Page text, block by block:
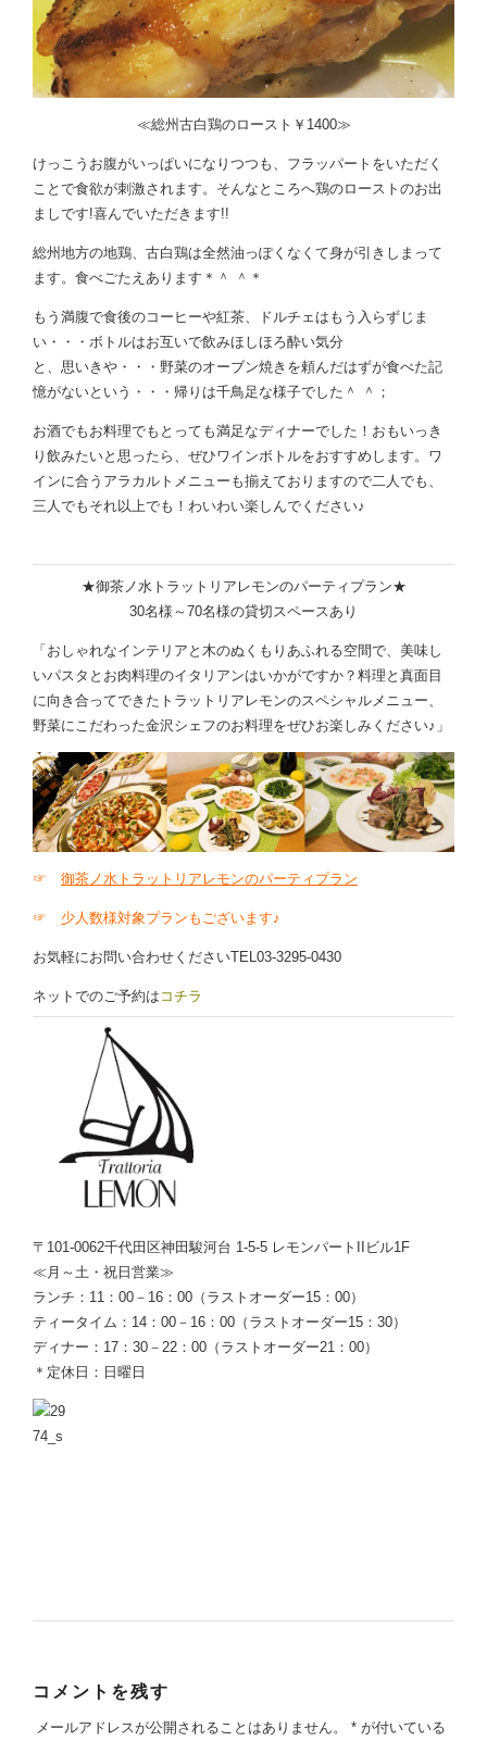
≪総州古白鶏のロースト￥1400≫
けっこうお腹がいっぱいになりつつも、フラッパートをいただく
ことで食欲が刺激されます。そんなところへ鶏のローストのお出
ましです!喜んでいただきます!!
総州地方の地鶏、古白鶏は全然油っぽくなくて身が引きしまって
ます。食べごたえあります＊＾ ＾＊
もう満腹で食後のコーヒーや紅茶、ドルチェはもう入らずじま
い・・・ボトルはお互いで飲みほしほろ酔い気分
と、思いきや・・・野菜のオーブン焼きを頼んだはずが食べた記
憶がないという・・・帰りは千鳥足な様子でした＾ ＾；
お酒でもお料理でもとっても満足なディナーでした！おもいっき
り飲みたいと思ったら、ぜひワインボトルをおすすめします。ワ
インに合うアラカルトメニューも揃えておりますので二人でも、
三人でもそれ以上でも！わいわい楽しんでください♪
★御茶ノ水トラットリアレモンのパーティプラン★
30名様～70名様の貸切スペースあり
「おしゃれなインテリアと木のぬくもりあふれる空間で、美味し
いパスタとお肉料理のイタリアンはいかがですか？料理と真面目
に向き合ってできたトラットリアレモンのスペシャルメニュー、
野菜にこだわった金沢シェフのお料理をぜひお楽しみください♪」
☞ 御茶ノ水トラットリアレモンのパーティプラン
☞ 少人数様対象プランもございます♪
お気軽にお問い合わせくださいTEL03-3295-0430
ネットでのご予約は コチラ
〒101-0062千代田区神田駿河台 1-5-5 レモンパートIIビル1F
≪月～土・祝日営業≫
ランチ：11：00－16：00（ラストオーダー15：00）
ティータイム：14：00－16：00（ラストオーダー15：30）
ディナー：17：30－22：00（ラストオーダー21：00）
＊定休日：日曜日
コメントを残す
メールアドレスが公開されることはありません。 *が付いている